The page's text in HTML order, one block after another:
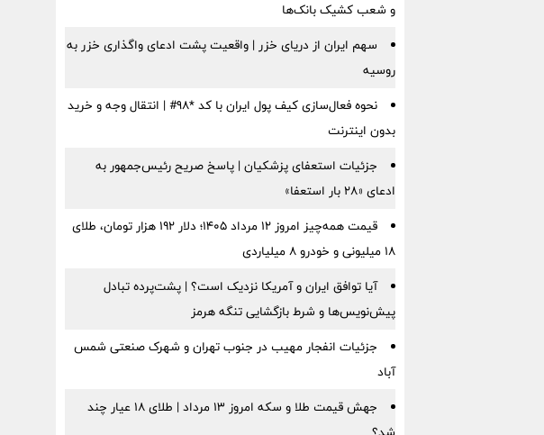
و شعب کشیک بانک‌ها
سهم ایران از دریای خزر | واقعیت پشت ادعای واگذاری خزر به
روسیه
نحوه فعال‌سازی کیف پول ایران با کد *98# | انتقال وجه و خرید
بدون اینترنت
جزئیات استعفای پزشکیان | پاسخ صریح رئیس‌جمهور به
ادعای «۲۸ بار استعفا»
قیمت همه‌چیز امروز ۱۲ مرداد ۱۴۰۵؛ دلار ۱۹۲ هزار تومان، طلای
۱۸ میلیونی و خودرو ۸ میلیاردی
آیا توافق ایران و آمریکا نزدیک است؟ | پشت‌پرده تبادل
پیش‌نویس‌ها و شرط بازگشایی تنگه هرمز
جزئیات انفجار مهیب در جنوب تهران و شهرک صنعتی شمس
آباد
جهش قیمت طلا و سکه امروز ۱۳ مرداد | طلای ۱۸ عیار چند